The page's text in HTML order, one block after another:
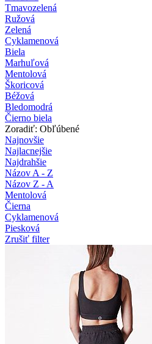
Tmavozelená
Ružová
Zelená
Cyklamenová
Biela
Marhuľová
Mentolová
Škoricová
Béžová
Bledomodrá
Čierno biela
Zoradiť: Obľúbené
Najnovšie
Najlacnejšie
Najdrahšie
Názov A - Z
Názov Z - A
Mentolová
Čierna
Cyklamenová
Piesková
Zrušiť filter